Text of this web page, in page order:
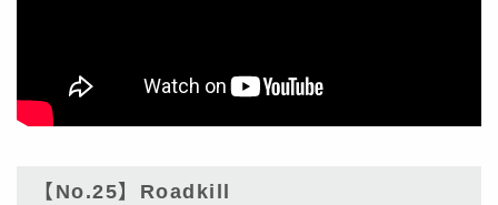
【No.25】Roadkill